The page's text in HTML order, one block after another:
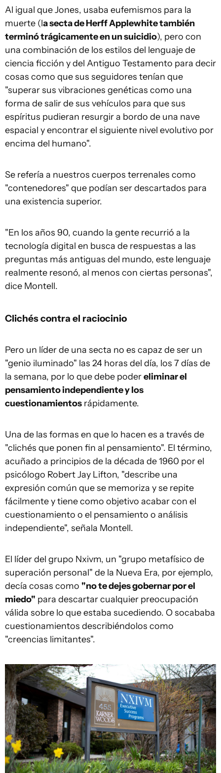
Al igual que Jones, usaba eufemismos para la
muerte (lasectade Herff Applewhitetambién
terminó trágicamente en un suicidio), pero con
una combinación de los estilos del lenguaje de
ciencia ficción y del Antiguo Testamento para decir
cosas como que sus seguidores tenían que
"superar sus vibraciones genéticas como una
forma de salir de sus vehículos para que sus
espíritus pudieran resurgir a bordo de una nave
espacial y encontrar el siguiente nivel evolutivo por
encima del humano".
Se refería a nuestros cuerpos terrenales como
"contenedores" que podían ser descartados para
una existencia superior.
"En los años 90, cuando la gente recurrió a la
tecnología digital en busca de respuestas a las
preguntas más antiguas del mundo, este lenguaje
realmente resonó, al menos con ciertas personas",
dice Montell.
Clichés contra el raciocinio
Pero un líder de una secta no es capaz de ser un
"genio iluminado" las 24 horas del día, los 7 días de
la semana, por lo que debe podereliminar el
pensamiento independiente y los
cuestionamientos rápidamente.
Una de las formas en que lo hacen es a través de
"clichés que ponen fin al pensamiento". El término,
acuñado a principios de la década de 1960 por el
psicólogo Robert Jay Lifton, "describe una
expresión común que se memoriza y se repite
fácilmente y tiene como objetivo acabar con el
cuestionamiento o el pensamiento o análisis
independiente", señala Montell.
El líder del grupo Nxivm, un "grupo metafísico de
superación personal" de la Nueva Era, por ejemplo,
decía cosas como "no te dejes gobernar por el
miedo" para descartar cualquier preocupación
válida sobre lo que estaba sucediendo. O socababa
cuestionamientos describiéndolos como
"creencias limitantes".